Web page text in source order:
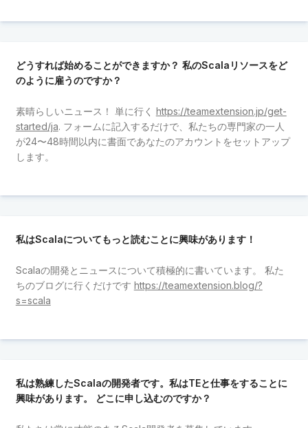
どうすれば始めることができますか？ 私のScalaリソースをど
のように雇うのですか？
素晴らしいニュース！ 単に行く https://teamextension.jp/get-
started/ja. フォームに記入するだけで、私たちの専門家の一人
が24〜48時間以内に書面であなたのアカウントをセットアップ
します。
私はScalaについてもっと読むことに興味があります！
Scalaの開発とニュースについて積極的に書いています。 私た
ちのブログに行くだけです https://teamextension.blog/?
s=scala
私は熟練したScalaの開発者です。私はTEと仕事をすることに
興味があります。 どこに申し込むのですか？